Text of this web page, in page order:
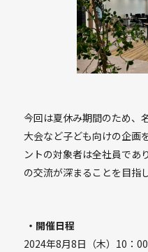
今回は夏休み期間のため、
大会など子ども向けの企画
ントの対象者は全社員であ
の交流が深まることを目指
・開催日程
2024年8月8日（木）10：